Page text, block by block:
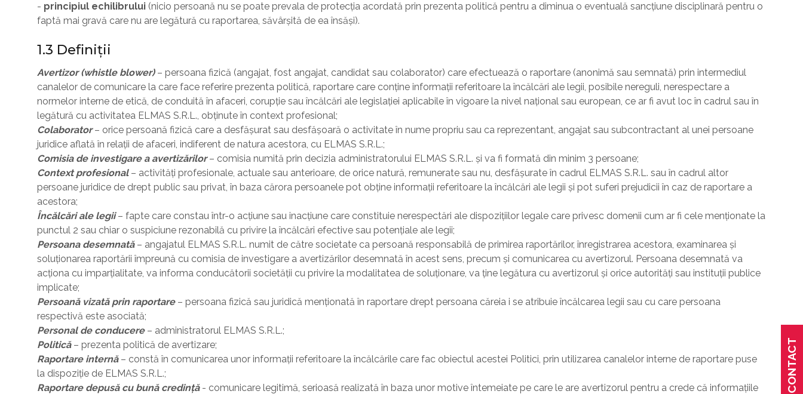
CONTACT
- principiul echilibrului (nicio persoană nu se poate prevala de protecția acordată prin prezenta politică pentru a diminua o eventuală sancțiune disciplinară pentru o
faptă mai gravă care nu are legătură cu raportarea, săvârșită de ea însăși).
1.3 Definiții
Avertizor (whistle blower)– persoana fizică (angajat, fost angajat, candidat sau colaborator) care efectuează o raportare (anonimă sau semnată) prin intermediul
canalelor de comunicare la care face referire prezenta politică, raportare care conține informații referitoare la încălcări ale legii, posibile nereguli, nerespectare a
normelor interne de etică, de conduită în afaceri, corupție sau încălcări ale legislației aplicabile în vigoare la nivel național sau european, ce ar fi avut loc în cadrul sau în
legătură cu activitatea ELMAS S.R.L., obținute în context profesional;
Colaborator– orice persoană fizică care a desfășurat sau desfășoară o activitate în nume propriu sau ca reprezentant, angajat sau subcontractant al unei persoane
juridice aflată în relații de afaceri, indiferent de natura acestora, cu ELMAS S.R.L.;
Comisia de investigare a avertizărilor– comisia numită prin decizia administratorului ELMAS S.R.L. și va fi formată din minim 3 persoane;
Context profesional– activități profesionale, actuale sau anterioare, de orice natură, remunerate sau nu, desfășurate în cadrul ELMAS S.R.L. sau în cadrul altor
persoane juridice de drept public sau privat, în baza cărora persoanele pot obține informații referitoare la încălcări ale legii și pot suferi prejudicii în caz de raportare a
acestora;
Încălcări ale legii– fapte care constau într-o acțiune sau inacțiune care constituie nerespectări ale dispozițiilor legale care privesc domenii cum ar fi cele menționate la
punctul 2 sau chiar o suspiciune rezonabilă cu privire la încălcări efective sau potențiale ale legii;
Persoana desemnată– angajatul ELMAS S.R.L. numit de către societate ca persoană responsabilă de primirea raportărilor, înregistrarea acestora, examinarea și
soluționarea raportării împreună cu comisia de investigare a avertizărilor desemnată în acest sens, precum și comunicarea cu avertizorul. Persoana desemnată va
acționa cu imparțialitate, va informa conducătorii societății cu privire la modalitatea de soluționare, va ține legătura cu avertizorul și orice autorități sau instituții publice
implicate;
Persoană vizată prin raportare– persoana fizică sau juridică menționată în raportare drept persoana căreia i se atribuie încălcarea legii sau cu care persoana
respectivă este asociată;
Personal de conducere– administratorul ELMAS S.R.L.;
Politică– prezenta politică de avertizare;
Raportare internă– constă în comunicarea unor informații referitoare la încălcările care fac obiectul acestei Politici, prin utilizarea canalelor interne de raportare puse
la dispoziție de ELMAS S.R.L.;
Raportare depusă cu bună credință- comunicare legitimă, serioasă realizată în baza unor motive întemeiate pe care le are avertizorul pentru a crede că informațiile